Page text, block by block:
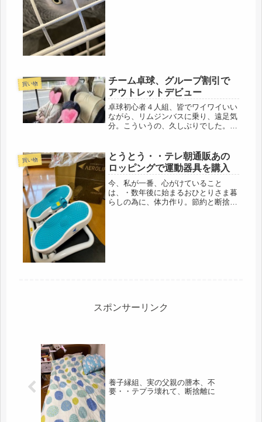
買い物
チーム卓球、グループ割引で
アウトレットデビュー
卓球初心者４人組、皆でワイワイいい
ながら、リムジンバスに乗り、遠足気
分。こういうの、久しぶりでした。乗
レットに到着し、帰りのバスの時間も
確認。まずは、皆の気になるスニーカ
ーと...
買い物
とうとう・・テレ朝通販あの
ロッピングで運動器具を購入
今、私が一番、心がけていること
は、・数年後に始まるおひとりさま暮
らしの為に、体力作り。節約と断捨離
スポンサーリンク
養子縁組、実の父親の謄本、不
要・・テプラ壊れて、断捨離に